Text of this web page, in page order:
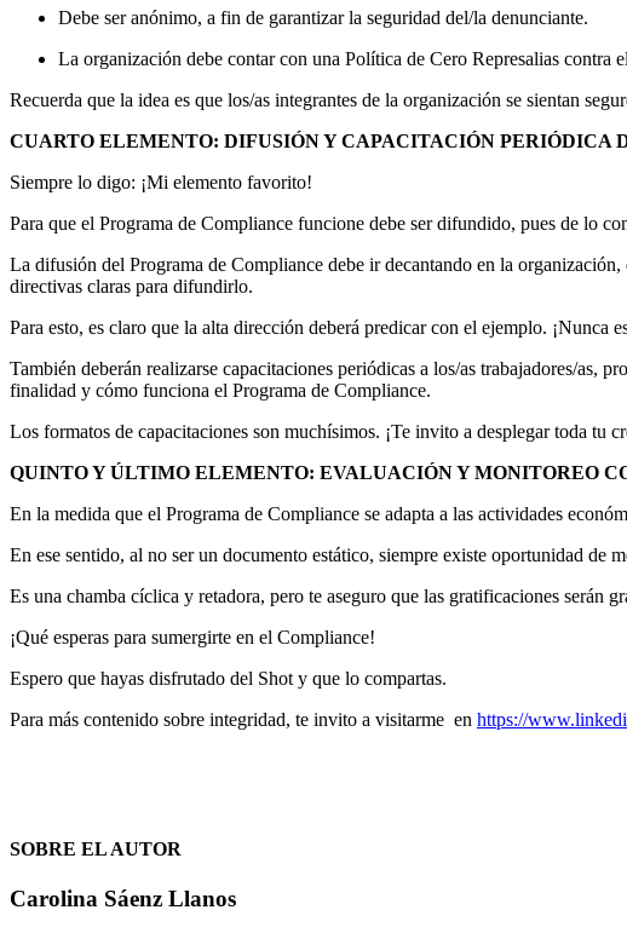
Debe ser anónimo, a fin de garantizar la seguridad del/la denunciante.
La organización debe contar con una Política de Cero Represalias contra
Recuerda que la idea es que los/as integrantes de la organización se sientan
CUARTO ELEMENTO: DIFUSIÓN Y CAPACITACIÓN PERIÓDICA
Siempre lo digo: ¡Mi elemento favorito!
Para que el Programa de Compliance funcione debe ser difundido, pues de lo
La difusión del Programa de Compliance debe ir decantando en la
directivas claras para difundirlo.
Para esto, es claro que la alta dirección deberá predicar con el ejemplo. ¡Nunca
También deberán realizarse capacitaciones periódicas a los/as trabajadores/as,
finalidad y cómo funciona el Programa de Compliance.
Los formatos de capacitaciones son muchísimos. ¡Te invito a desplegar toda tu
QUINTO Y ÚLTIMO ELEMENTO: EVALUACIÓN Y MONITOREO
En la medida que el Programa de Compliance se adapta a las actividades
En ese sentido, al no ser un documento estático, siempre existe oportunidad de
Es una chamba cíclica y retadora, pero te aseguro que las gratificaciones serán
¡Qué esperas para sumergirte en el Compliance!
Espero que hayas disfrutado del Shot y que lo compartas.
Para más contenido sobre integridad, te invito a visitarme en https://
SOBRE EL AUTOR
Carolina Sáenz Llanos